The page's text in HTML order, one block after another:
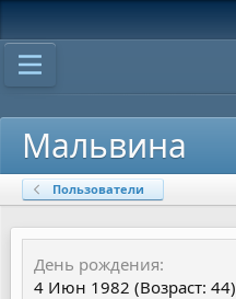
Мальвина
Пользователи
День рождения
4 Июн 1982 (Возраст: 44)